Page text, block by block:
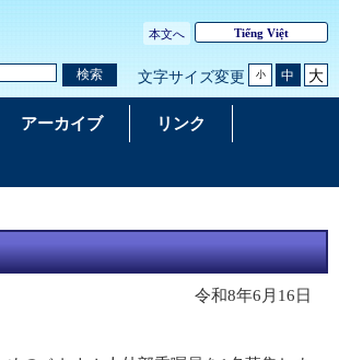
本文へ Tiếng Việt
検索 文字サイズ変更 小 中 大
アーカイブ リンク
令和8年6月16日